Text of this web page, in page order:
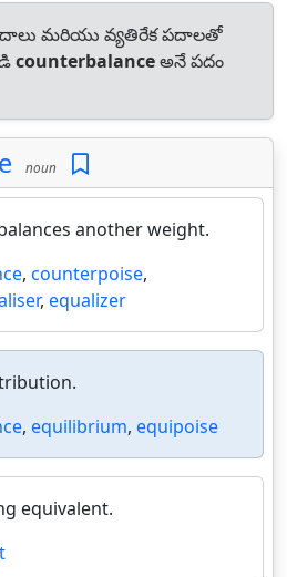
మరియు వ్యతిరేక పదాలతో
counterbalanceఅనే పదం
noun
another weight.
, counterpoise,
, equalizer
, equilibrium, equipoise
equivalent.